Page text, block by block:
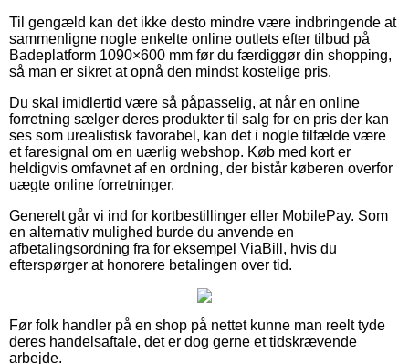
Til gengæld kan det ikke desto mindre være indbringende at
sammenligne nogle enkelte online outlets efter tilbud på
Badeplatform 1090×600 mm før du færdiggør din shopping,
så man er sikret at opnå den mindst kostelige pris.
Du skal imidlertid være så påpasselig, at når en online
forretning sælger deres produkter til salg for en pris der kan
ses som urealistisk favorabel, kan det i nogle tilfælde være
et faresignal om en uærlig webshop. Køb med kort er
heldigvis omfavnet af en ordning, der bistår køberen overfor
uægte online forretninger.
Generelt går vi ind for kortbestillinger eller MobilePay. Som
en alternativ mulighed burde du anvende en
afbetalingsordning fra for eksempel ViaBill, hvis du
efterspørger at honorere betalingen over tid.
Før folk handler på en shop på nettet kunne man reelt tyde
deres handelsaftale, det er dog gerne et tidskrævende
arbejde.